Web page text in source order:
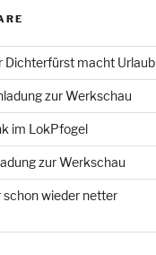
Dichterfürst macht Urlaub
zur Werkschau
im LokPfogel
zur Werkschau
schon wieder netter